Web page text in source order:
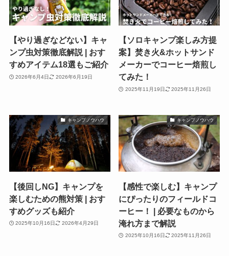
【やり過ぎなどない】キャ
ンプ虫対策徹底解説 | おす
すめアイテム18選もご紹介
2026年6月4日 2026年6月19日
【ソロキャンプ楽しみ方提
案】焚き火&ホットサンド
メーカーでコーヒー焙煎し
てみた！
2025年11月19日 2025年11月26日
キャンプノウハウ
【後回しNG】キャンプを
楽しむための熊対策 | おす
すめグッズも紹介
2025年10月16日 2026年4月29日
キャンプノウハウ
【感性で楽しむ】キャンプ
にぴったりのフィールドコ
ーヒー！ | 必要なものから
淹れ方まで解説
2025年10月16日 2025年11月26日